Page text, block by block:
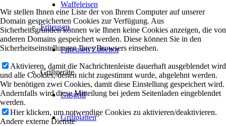
Waffeleisen
Friteusen
Friteusen Zubehör
Grillgeräte
Gasgrill
Grillplatten
Wir stellen Ihnen eine Liste der von Ihrem Computer auf unserer
Domain gespeicherten Cookies zur Verfügung. Aus
Sicherheitsgründen können wie Ihnen keine Cookies anzeigen, die von
anderen Domains gespeichert werden. Diese können Sie in den
Sicherheitseinstellungen Ihres Browsers einsehen.
Aktivieren, damit die Nachrichtenleiste dauerhaft ausgeblendet wird
und alle Cookies, denen nicht zugestimmt wurde, abgelehnt werden.
Wir benötigen zwei Cookies, damit diese Einstellung gespeichert wird.
Andernfalls wird diese Mitteilung bei jedem Seitenladen eingeblendet
werden.
Hier klicken, um notwendige Cookies zu aktivieren/deaktivieren.
Andere externe Dienste